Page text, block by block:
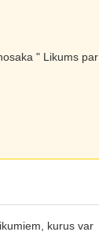
" Likums par
kurus var